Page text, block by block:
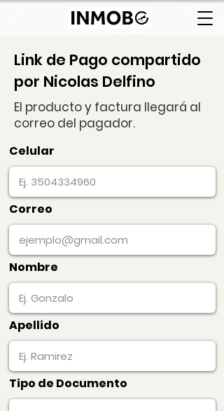
Link de Pago compartido
por Nicolas Delfino
El producto y factura llegará al
correo del pagador.
Celular
Correo
Nombre
Apellido
Tipo de Documento